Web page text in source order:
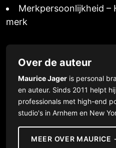
Merkpersoonlijkheid –
merk
Over de auteur
Maurice Jager is personal
en auteur. Sinds 2011 helpt
professionals met high-end
studio's in Arnhem en New
MEER OVER MAURICE